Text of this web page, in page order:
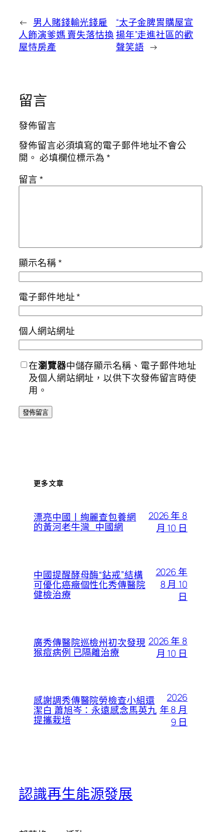
← 男人賭錢輸光錢雇
人飾演爹媽 賣失落怙換
屋恃房產
“太子金脾胃購屋宣
揚年”走進社區的歡
聲笑語 →
留言
發佈留言
發佈留言必須填寫的電子郵件地址不會公
開。 必填欄位標示為*
留言*
顯示名稱*
電子郵件地址*
個人網站網址
在瀏覽器中儲存顯示名稱、電子郵件地址
及個人網站網址，以供下次發佈留言時使
用。
更多文章
漂亮中國丨絢麗查包養網
的黃河老牛灣_中國網
2026 年 8
月 10 日
中國提醒酵母酶“鉆戒”結構
可優化癌癥個性化秀傳醫院
健檢治療
2026 年
8 月 10
日
廣秀傳醫院巡檢州初次發現
猴痘病例 已隔離治療
2026 年 8
月 10 日
感謝調秀傳醫院勞檢查小組還
潔白 蕭旭岑：永遠感念馬英九
提攜栽培
2026
年 8 月
9 日
認識再生能源發展